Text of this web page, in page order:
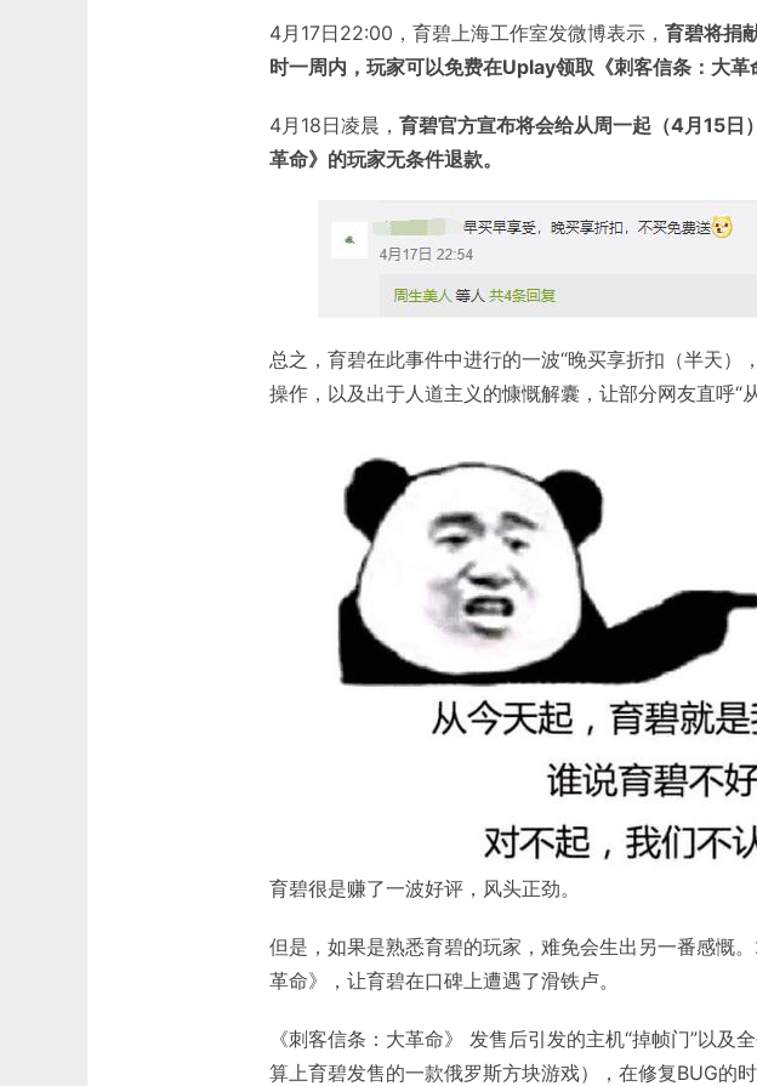
4月17日22:00，育碧上海工作室发微博表示， 育碧将捐
时一周内，玩家可以免费在Uplay领取《刺客信条：大革
4月18日凌晨， 育碧官方宣布将会给从周一起（4月15日
革命》的玩家无条件退款。
总之，育碧在此事件中进行的一波“晚买享折扣（半天）
操作，以及出于人道主义的慷慨解囊，让部分网友直呼“
育碧很是赚了一波好评，风头正劲。
但是，如果是熟悉育碧的玩家，难免会生出另一番感慨
革命》，让育碧在口碑上遭遇了滑铁卢。
《刺客信条：大革命》 发售后引发的主机“掉帧门”以及
算上育碧发售的一款俄罗斯方块游戏），在修复BUG的